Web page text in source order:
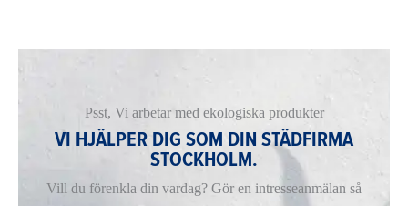
Psst, Vi arbetar med ekologiska produkter
VI HJÄLPER DIG SOM DIN STÄDFIRMA
STOCKHOLM.
Vill du förenkla din vardag? Gör en intresseanmälan så